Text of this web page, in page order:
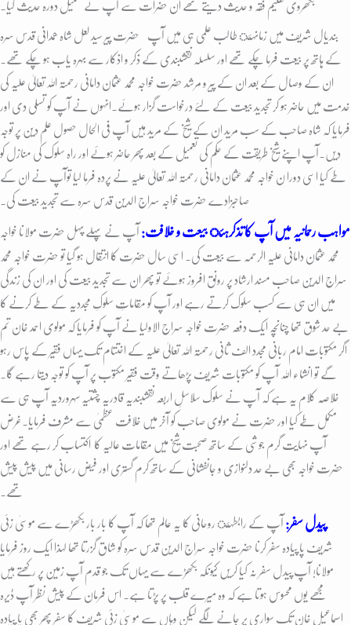
بکھروی تعلیم فقہ و حدیث دیتے تھے ان حضرات سے آپ نے تکمیل دورہ حدیث کیا۔
بندیال شریف میں زمانہئ طالب علمی ہی میں آپ حضرت پیر سید لعل شاہ ھمدانی قدس سرہ
کے ہاتھ پر بیعت فرما چکے تھے اور سلسلہ نقشبندی کے ذکر و اذکار سے بہرہ یاب ہو چکے تھے۔
ان کے وصال کے بعد ان کے پیر و مرشد حضرت خواجہ محمد عثمان دامانی رحمتہ اللہ تعالیٰ علیہ کی
خدمت میں حاضر ہو کر تجدید بیعت کے لئے درخواست گزار ہوئے۔انہوں نے آپ کو تسلی دی اور
فرمایا کہ شاہ صاحب کے سب مرید ان کے شیخ کے مرید ہیں آپ فی الحال حصول علم دین پر توجہ
دیں۔آپ اپنے شیخ طریقت کے حکم کی تعمیل کے بعد پھر حاضر ہوئے اور راہ سلوک کی منازل کو
طے کیا اسی دورا ن خواجہ محمد عثمان دامانی رحمتہ اللہ تعالیٰ علیہ نے پردہ فرما لیا توآپ نے ان کے
صاحبزادے حضرت خواجہ سراج الدین قدس سرہ سے تجدید بیعت کی۔
مواہب رحمانیہ میں آپ کا تذکرہئ بیعت و خلافت: آپ نے پہلے پہل حضرت مولانا خواجہ
محمد عثمان دامانی علیہ الرحمہ سے بیعت کی۔ اسی سال حضرت کا انتقال ہو گیا تو حضرت خواجہ محمد
سراج الدین صاحب مسند ارشاد پر رونق افروز ہوئے تو پھر ان سے تجدید بیعت کی اور ان کی زندگی
میں ان ہی سے کسب سلوک کرتے رہے اور آپ کو مقاماتِ سلوکِ مجددیہ کے طے کرنے کا
بے حد شوق تھا چنانچہ ایک دفعہ حضرت خواجہ سراج الاولیا نے آپ کو فرمایا کہ مولوی احمد خان تم
اگر مکتوبات امام ربانی مجدد الف ثانی رحمتہ اللہ تعالیٰ علیہ کے اختتام تک یہاں فقیر کے پاس رہو
گے تو انشاء اللہ آپ کو مکتوبات شریف پڑھاتے وقت فقیر مکتوب پر آپ کو توجہ دیتا رہے گا۔
خلاصہ کلام یہ ہے کہ آپ نے سلوک سلاسلِ اربعہ نقشبندیہ قادریہ چشتیہ سہروردیہ آپ ہی سے
مکمل طے کیا اور حضرت نے مولوی صاحب کو آخر میں خلافت عظمیٰ سے مشرف فرمایا۔غرض
آپ نہایت گرم جوشی کے ساتھ صحبت شیخ میں مقامات عالیہ کا اکتساب کر رہے تھے اور
حضرت خواجہ بھی بے حد دلنوازی و جانفشانی کے ساتھ کرم گستری اور فیض رسانی میں پیش پیش
تھے۔
پیدل سفر: آپ کے رابطہئ روحانی کا یہ عالم تھا کہ آپ کا بار بار بکھڑے سے موسیٰ زئی
شریف پا پیادہ سفر کرنا حضرت خواجہ سراج الدین قدس سرہ کو شاق گزرتا تھا لہذا ایک روز فرمایا
مولانا! آپ پیدل سفر نہ کیا کریں کیونکہ بکھڑے سے یہاں تک جو قدم آپ زمین پر رکھتے ہیں
مجھے یوں محسوس ہوتا ہے کہ وہ میرے قلب پر پڑتا ہے۔ اس فرمان کے پیش نظر آپ ڈیرہ
اسماعیل خان تک سواری پر جانے لگے لیکن وہاں سے موسیٰ زئی شریف کا سفر پھر بھی پا پیادہ